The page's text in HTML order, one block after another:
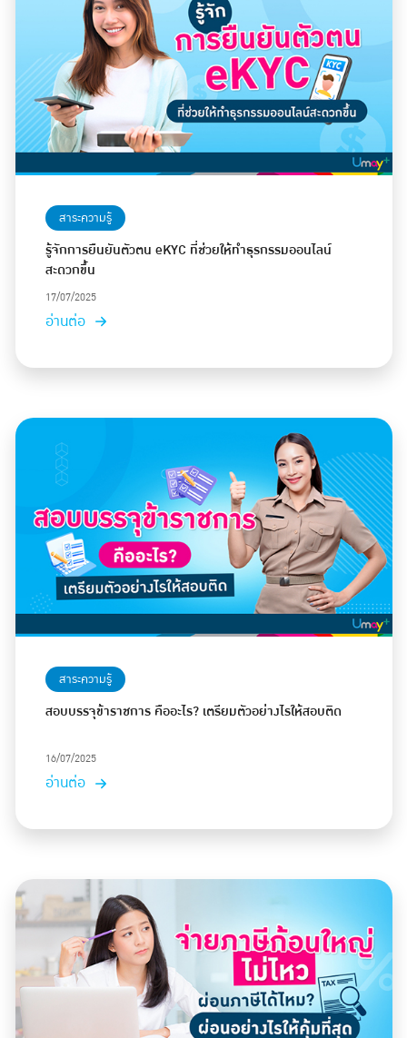
สาระความรู้
รู้จักการยืนยันตัวตน eKYC ที่ช่วยให้ทำธุรกรรมออนไลน์
สะดวกขึ้น
17/07/2025
อ่านต่อ
สาระความรู้
สอบบรรจุข้าราชการ คืออะไร? เตรียมตัวอย่างไรให้สอบติด
16/07/2025
อ่านต่อ